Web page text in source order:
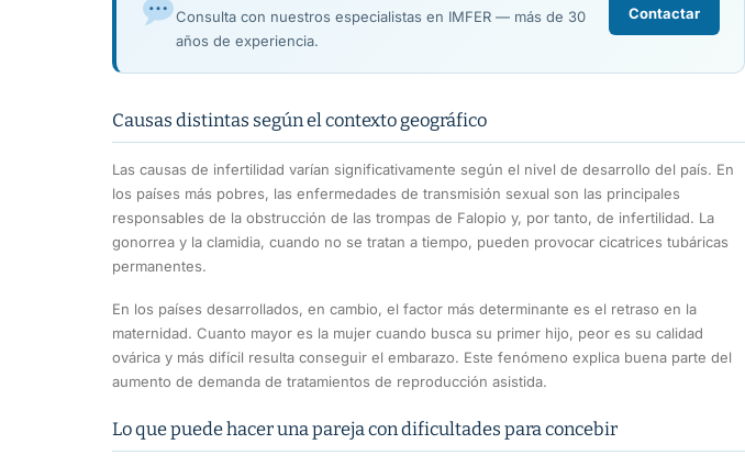
Consulta con nuestros especialistas en IMFER — más de 30
años de experiencia.
Contactar
Causas distintas según el contexto geográfico
Las causas de infertilidad varían significativamente según el nivel de desarrollo del país. En
los países más pobres, las enfermedades de transmisión sexual son las principales
responsables de la obstrucción de las trompas de Falopio y, por tanto, de infertilidad. La
gonorrea y la clamidia, cuando no se tratan a tiempo, pueden provocar cicatrices tubáricas
permanentes.
En los países desarrollados, en cambio, el factor más determinante es el retraso en la
maternidad. Cuanto mayor es la mujer cuando busca su primer hijo, peor es su calidad
ovárica y más difícil resulta conseguir el embarazo. Este fenómeno explica buena parte del
aumento de demanda de tratamientos de reproducción asistida.
Lo que puede hacer una pareja con dificultades para concebir